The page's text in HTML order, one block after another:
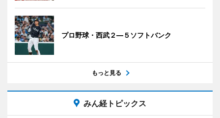
プロ野球・西武２―５ソフトバンク
もっと見る
みん経トピックス